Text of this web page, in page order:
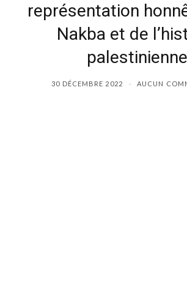
représentation
Nakba et de
palestinienne
30 DÉCEMBRE 2022 AUCUN